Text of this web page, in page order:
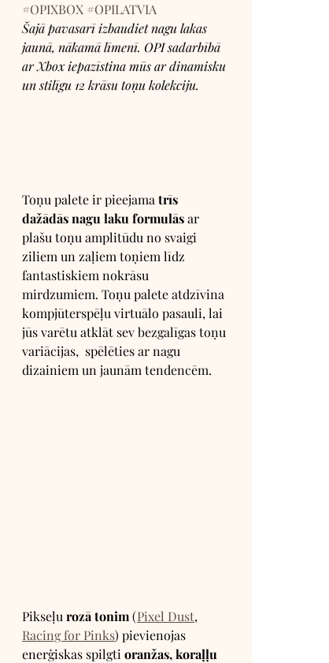
#OPIXBOX #OPILATVIA
Šajā pavasarī izbaudiet nagu lakas
jaunā, nākamā līmenī. OPI sadarbībā
ar Xbox iepazīstina mūs ar dinamisku
un stilīgu 12 krāsu toņu kolekciju.
Toņu palete ir pieejama trīs
dažādās nagu laku formulās ar
plašu toņu amplitūdu no svaigi
ziliem un zaļiem toņiem līdz
fantastiskiem nokrāsu
mirdzumiem. Toņu palete atdzīvina
kompjūterspēļu virtuālo pasauli, lai
jūs varētu atklāt sev bezgalīgas toņu
variācijas,  spēlēties ar nagu
dizainiem un jaunām tendencēm.
Pikseļu rozā tonim (Pixel Dust,
Racing for Pinks) pievienojas
enerģiskas spilgti oranžas, koraļļu